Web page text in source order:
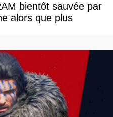
bientôt sauvée par
alors que plus